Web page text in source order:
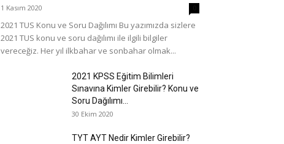
1 Kasım 2020
2021 TUS Konu ve Soru Dağılımı Bu yazımızda sizlere
2021 TUS konu ve soru dağılımı ile ilgili bilgiler
vereceğiz. Her yıl ilkbahar ve sonbahar olmak...
2021 KPSS Eğitim Bilimleri
Sınavına Kimler Girebilir? Konu ve
Soru Dağılımı...
30 Ekim 2020
TYT AYT Nedir Kimler Girebilir?